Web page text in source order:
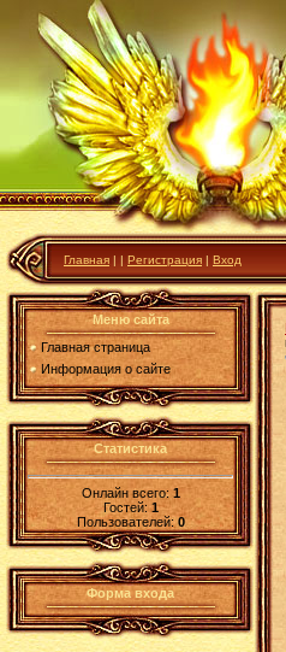
Главная | | Регистрация | Вход
Меню сайта
Главная страница
Информация о сайте
Статистика
Онлайн всего:1
Гостей:1
Пользователей: 0
Форма входа